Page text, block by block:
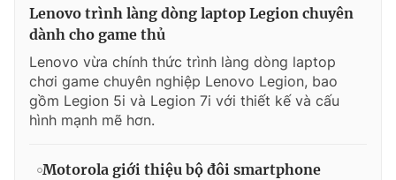
Lenovo trình làng dòng laptop Legion chuyên
dành cho game thủ
Lenovo vừa chính thức trình làng dòng laptop
chơi game chuyên nghiệp Lenovo Legion, bao
gồm Legion 5i và Legion 7i với thiết kế và cấu
hình mạnh mẽ hơn.
Motorola giới thiệu bộ đôi smartphone